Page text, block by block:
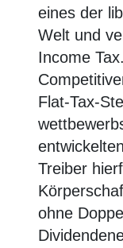
eines der
Welt und
Income
Flat-Tax-
Treiber
ohne